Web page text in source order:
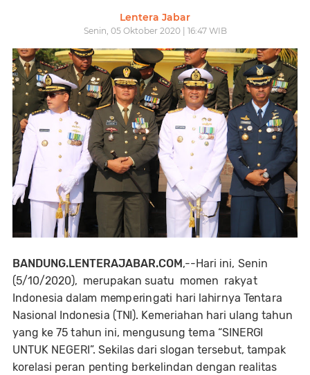
Lentera Jabar
Senin, 05 Oktober 2020 | 16:47 WIB
BANDUNG.LENTERAJABAR.COM ,--Hari ini, Senin
(5/10/2020), merupakansuatu momen rakyat
Indonesia da am memperingati hari ahirnya Tentara
Nasiona Indonesia (TN ). Kemeriahan hari u langtahun
yang ke 75 tahun ini, mengusung tema “SI N ERG
UNTUK N EGERI ”. Seki las daris logan tersebut, tampak
kore lasi peran penting berkel indandengan rea itas